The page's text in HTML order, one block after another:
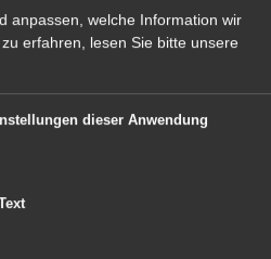
1899.de
Unterrombach
anpassen, welche Information wir
erfahren, lesen Sie bitte unsere
dieser Anwendung